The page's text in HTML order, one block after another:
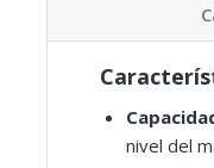
nivel del